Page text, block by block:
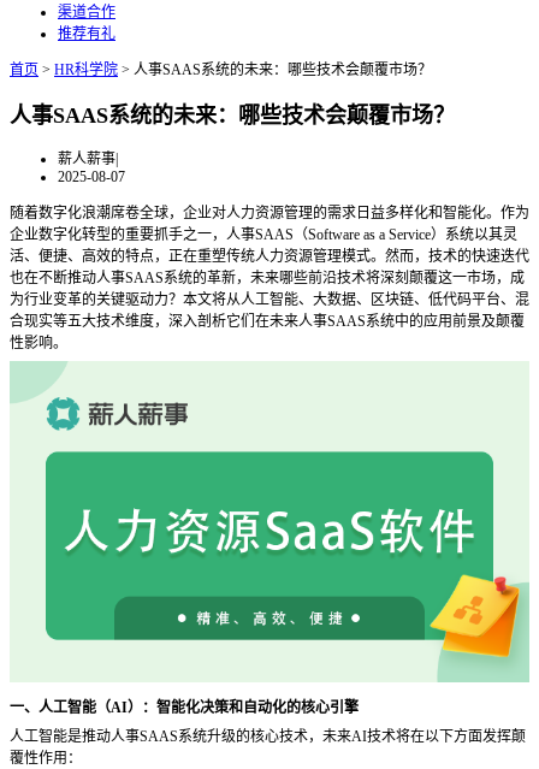
渠道合作
推荐有礼
首页 > HR科学院 > 人事SAAS系统的未来：哪些技术会颠覆市场？
人事SAAS系统的未来：哪些技术会颠覆市场？
薪人薪事|
2025-08-07
随着数字化浪潮席卷全球，企业对人力资源管理的需求日益多样化和智能化。作为
企业数字化转型的重要抓手之一，人事SAAS（Software as a Service）系统以其灵
活、便捷、高效的特点，正在重塑传统人力资源管理模式。然而，技术的快速迭代
也在不断推动人事SAAS系统的革新，未来哪些前沿技术将深刻颠覆这一市场，成
为行业变革的关键驱动力？本文将从人工智能、大数据、区块链、低代码平台、混
合现实等五大技术维度，深入剖析它们在未来人事SAAS系统中的应用前景及颠覆
性影响。
一、人工智能（AI）：智能化决策和自动化的核心引擎
人工智能是推动人事SAAS系统升级的核心技术，未来AI技术将在以下方面发挥颠
覆性作用：